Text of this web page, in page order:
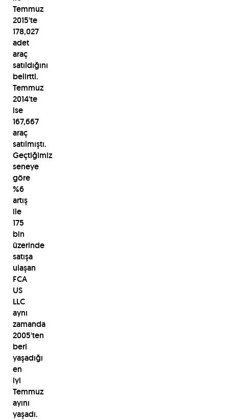
Temmuz
2015'te
178,027
adet
araç
satıldığını
belirtti.
Temmuz
2014'te
ise
167,667
araç
satılmıştı.
Geçtiğimiz
seneye
göre
%6
artış
ile
175
bin
üzerinde
satışa
ulaşan
FCA
US
LLC
aynı
zamanda
2005'ten
beri
yaşadığı
en
iyi
Temmuz
ayını
yaşadı.